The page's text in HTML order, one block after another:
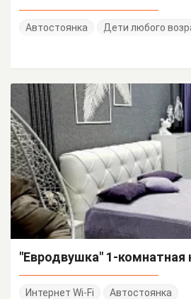
Автостоянка Дети любого
"Евродвушка" 1-комнатная
Интернет Wi-Fi
Автостоянка